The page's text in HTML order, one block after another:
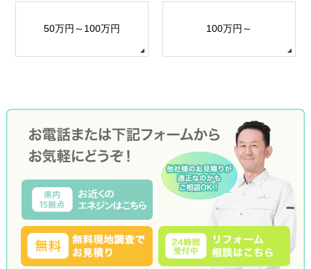
50万円～100万円 100万円～